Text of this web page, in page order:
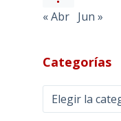
« Abr Jun »
Categorías
Categorías